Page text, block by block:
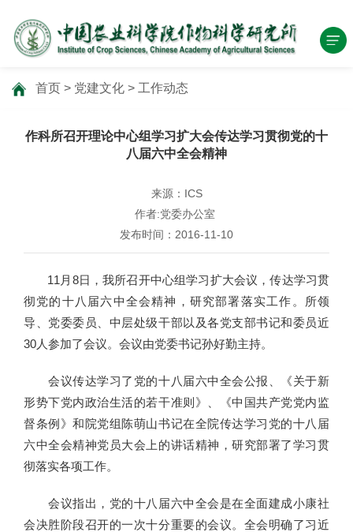
首页 > 党建文化 > 工作动态
作科所召开理论中心组学习扩大会传达学习贯彻党的十
八届六中全会精神
来源：ICS
作者:党委办公室
发布时间：2016-11-10
11月8日，我所召开中心组学习扩大会议，传达学习贯
彻党的十八届六中全会精神，研究部署落实工作。所领
导、党委委员、中层处级干部以及各党支部书记和委员近
30人参加了会议。会议由党委书记孙好勤主持。
会议传达学习了党的十八届六中全会公报、《关于新
形势下党内政治生活的若干准则》、《中国共产党党内监
督条例》和院党组陈萌山书记在全院传达学习党的十八届
六中全会精神党员大会上的讲话精神，研究部署了学习贯
彻落实各项工作。
会议指出，党的十八届六中全会是在全面建成小康社
会决胜阶段召开的一次十分重要的会议。全会明确了习近